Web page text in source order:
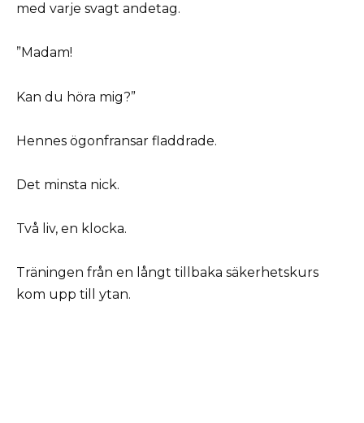
med varje svagt andetag.
”Madam!
Kan du höra mig?”
Hennes ögonfransar fladdrade.
Det minsta nick.
Två liv, en klocka.
Träningen från en långt tillbaka säkerhetskurs
kom upp till ytan.